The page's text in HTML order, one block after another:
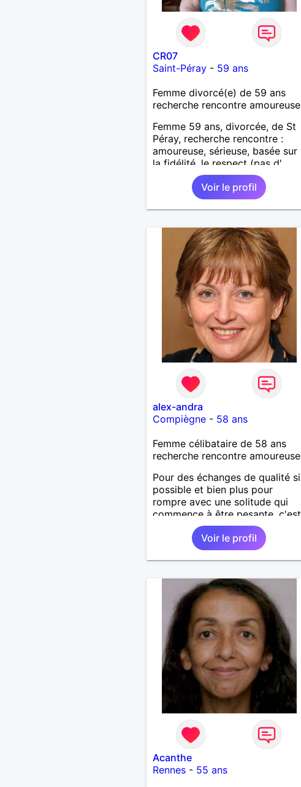
CR07
Saint-Péray- 59 ans
Femme divorcé(e) de 59 ans
recherche rencontre amoureuse
Femme 59 ans, divorcée, de St
Péray, recherche rencontre :
amoureuse, sérieuse, basée sur
la fidélité, le respect (pas d'
aventure d'un soir). Rien ne vaut
une rencontre après quelques
échanges par messages pour
savoir si il y a un feeling entre
Au plaisir de se découvrir...
Voir le profil
alex-andra
Compiègne- 58 ans
Femme célibataire de 58 ans
recherche rencontre amoureuse
Pour des échanges de qualité si
possible et bien plus pour
rompre avec une solitude qui
commence à être pesante, c'est
si beau à deux quand l'entente
Voir le profil
Acanthe
Rennes- 55 ans